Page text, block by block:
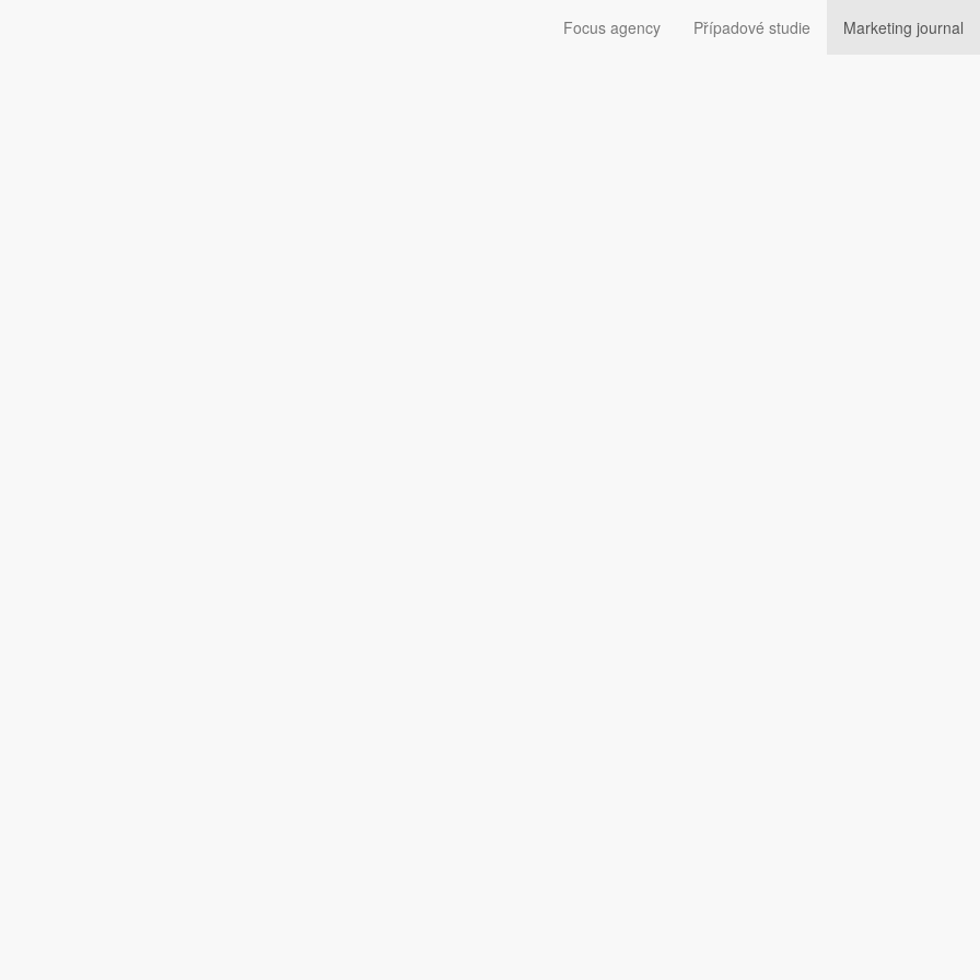
Focus agency Případové studie
Marketing journal
přidávat nové fotky lze ale pořád jen přes mobilní verzi.
fotografií pro majitele zařízení značky Apple, pak do party přibyli i uživatelé s operačním systémem Android. Významnou
jej od Kevina Systroma a Mika Kriegera koupil Facebook.
většího než je obyčejná mobilní aplikace. Byl spojován se subkulturou hipsterů, ale také se stal
pod kterou spadají. Layout je velmi podobný profilovým stránkám Timeline na Facebooku. Přes webové rozhraní tak
like, přidávat komentáře, sdílet, stát se followerem, což bylo původně jen v mobilní verzi. Instagram na webu se dal
Na společnost se totiž navázaly jiné startupy, které přístup k prohlížení instagramových obrázků z webu umožňovaly.
z počítače. Přidávání fotek zůstává pořád doménou mobilní aplikace. Webová verze má pouze poskytnout jiný zážitek z
asociaci. ATOM chce
Co je z nich vyhání?
kvalitní krizové komunikace s obrovským zpožděním